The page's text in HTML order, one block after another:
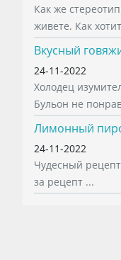
Как же
живете. Как
Вкусный
24-11-2022
Холодец
Бульон не
Лимонный
24-11-2022
Чудесный
за рецепт ...